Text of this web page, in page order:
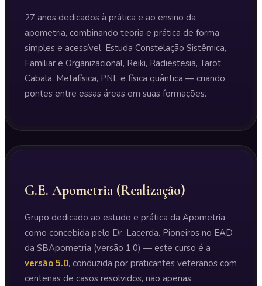
27 anos dedicados à prática e ao ensino da
apometria, combinando teoria e prática de forma
simples e acessível. Estuda Constelação Sistêmica,
Familiar e Organizacional, Reiki, Radiestesia, Tarot,
Cabala, Metafísica, PNL e física quântica — criando
pontes entre essas áreas em suas formações.
G.E. Apometria (Realização)
Grupo dedicado ao estudo e prática da Apometria
como concebida pelo Dr. Lacerda. Pioneiros no EAD
da SBApometria (versão 1.0) — este curso é a
versão 5.0, conduzida por praticantes veteranos com
centenas de casos resolvidos, não apenas